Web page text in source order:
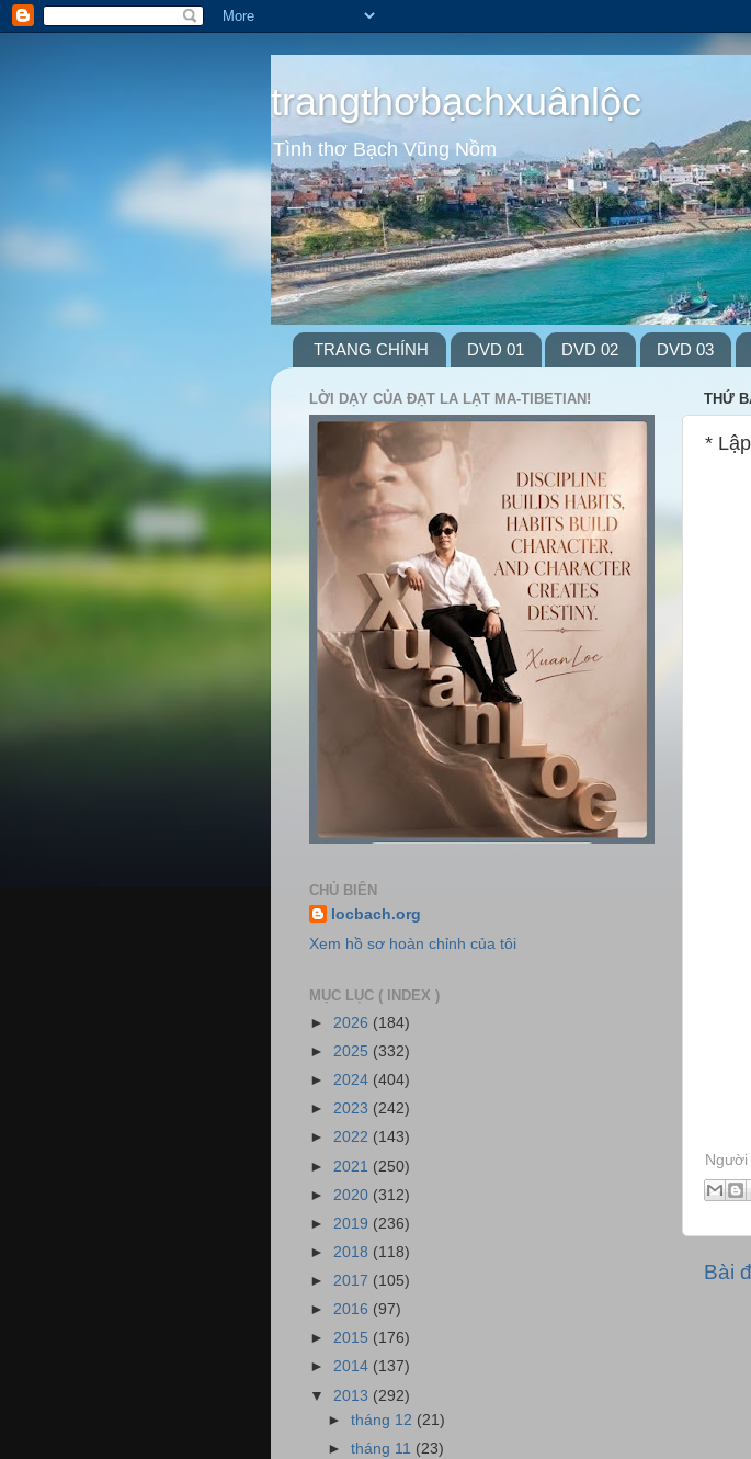
trangthơbạchxuânlộc
Tình thơ Bạch Vũng Nồm
TRANG CHÍNH DVD 01 DVD 02 DVD 03
THỨ
*
Người
Bài
LỜI DẠY CỦA ĐẠT LA LẠT MA-TIBETIAN!
CHỦ BIÊN
locbach.org
Xem hồ sơ hoàn chỉnh của tôi
MỤC LỤC ( INDEX )
► 2026 (184)
► 2025 (332)
► 2024 (404)
► 2023 (242)
► 2022 (143)
► 2021 (250)
► 2020 (312)
► 2019 (236)
► 2018 (118)
► 2017 (105)
► 2016 (97)
► 2015 (176)
► 2014 (137)
▼ 2013 (292)
►tháng 12 (21)
►tháng 11 (23)